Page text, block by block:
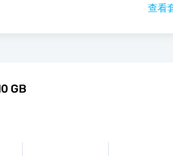
查看
GB